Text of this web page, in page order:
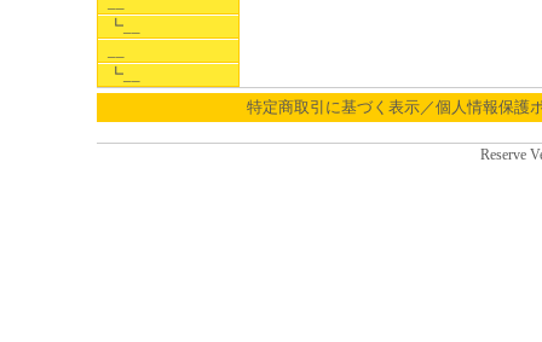
┗__
┗__
特定商取引に基づく表示／個人情報保護
Reserve